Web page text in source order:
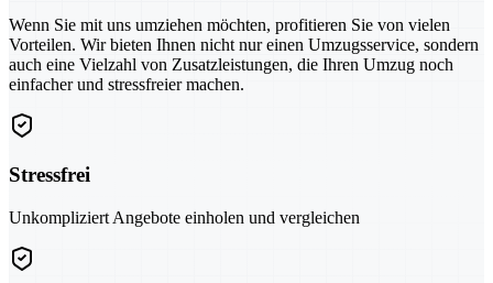
Wenn Sie mit uns umziehen möchten, profitieren Sie von vielen
Vorteilen. Wir bieten Ihnen nicht nur einen Umzugsservice, sondern
auch eine Vielzahl von Zusatzleistungen, die Ihren Umzug noch
einfacher und stressfreier machen.
Stressfrei
Unkompliziert Angebote einholen und vergleichen